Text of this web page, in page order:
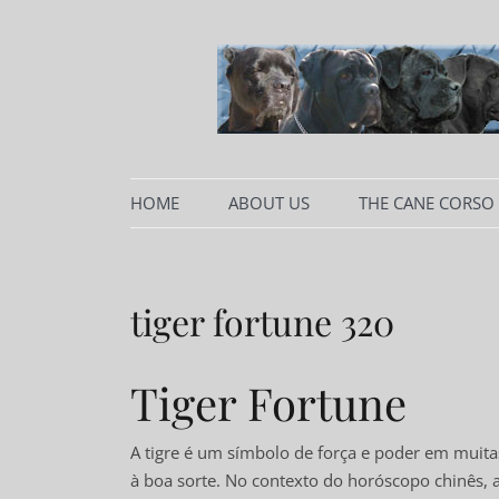
La Grazia Di Dio
HOME ABOUT US THE CANE CORSO
tiger fortune 320
Tiger Fortune
A tigre é um símbolo de força e poder em
à boa sorte. No contexto do horóscopo chinês,